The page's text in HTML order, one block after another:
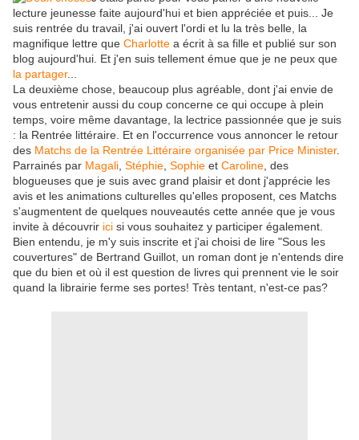
lecture jeunesse faite aujourd'hui et bien appréciée et puis... Je
suis rentrée du travail, j'ai ouvert l'ordi et lu la très belle, la
magnifique lettre que Charlotte a écrit à sa fille et publié sur son
blog aujourd'hui. Et j'en suis tellement émue que je ne peux que
la partager...
La deuxième chose, beaucoup plus agréable, dont j'ai envie de
vous entretenir aussi du coup concerne ce qui occupe à plein
temps, voire même davantage, la lectrice passionnée que je suis
: la Rentrée littéraire. Et en l'occurrence vous annoncer le retour
des Matchs de la Rentrée Littéraire organisée par Price Minister.
Parrainés par Magali Stéphie Sophie et Caroline , des
blogueuses que je suis avec grand plaisir et dont j'apprécie les
avis et les animations culturelles qu'elles proposent, ces Matchs
s'augmentent de quelques nouveautés cette année que je vous
invite à découvrir ici si vous souhaitez y participer également.
Bien entendu, je m'y suis inscrite et j'ai choisi de lire "Sous les
couvertures" de Bertrand Guillot, un roman dont je n'entends dire
que du bien et où il est question de livres qui prennent vie le soir
quand la librairie ferme ses portes! Très tentant, n'est-ce pas?